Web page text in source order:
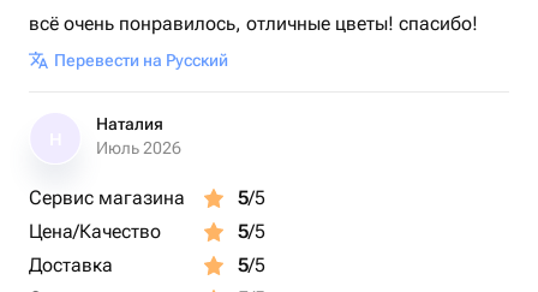
всё очень понравилось, отличные цветы! спасибо!
Перевести на Русский
Наталия
Июль 2026
Сервис магазина 5/5
Цена/Качество
5/5
Доставка
5/5